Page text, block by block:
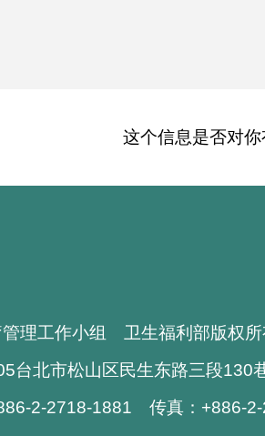
这个信息是否对
管理工作小组 卫生福利部版权
台北市松山区民生东路三段130
2-2718-1881 传真：+886-